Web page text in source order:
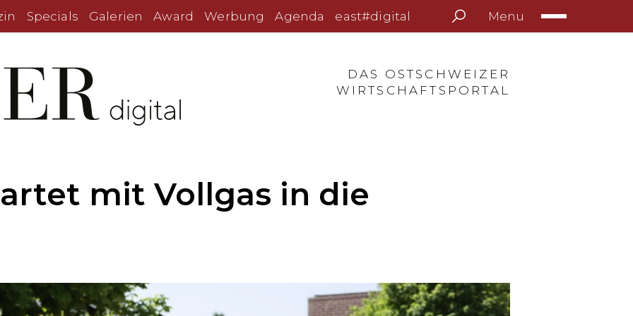
Specials Galerien Award Werbung Agenda east#digital Menu
DAS OSTSCHWEIZER
WIRTSCHAFTSPORTAL
mit Vollgas in die